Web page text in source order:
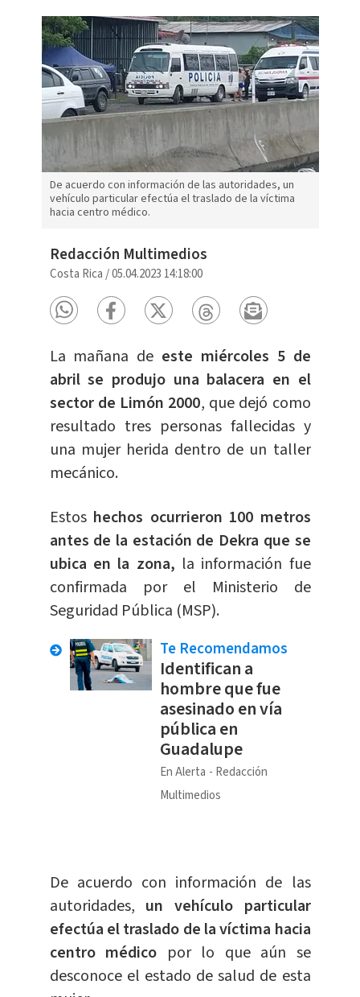
De acuerdo con información de las autoridades, un
vehículo particular efectúa el traslado de la víctima
hacia centro médico.
Redacción Multimedios
Costa Rica /05.04.2023 14:18:00
La mañana de este miércoles 5 de
abril se produjo una balacera en el
sector de Limón 2000, que dejó como
resultado tres personas fallecidas y
una mujer herida dentro de un taller
mecánico.
Estos hechos ocurrieron 100 metros
antes de la estación de Dekra que se
ubica en la zona, la información fue
confirmada por el Ministerio de
Seguridad Pública (MSP).
Te Recomendamos
Identifican a
hombre que fue
asesinado en vía
pública en
Guadalupe
En Alerta
Redacción
Multimedios
De acuerdo con información de las
autoridades, un vehículo particular
efectúa el traslado de la víctima hacia
centro médico por lo que aún se
desconoce el estado de salud de esta